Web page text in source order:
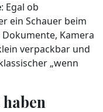
: Egal ob
ein Schauer beim
Kamera
verpackbar und
„wenn